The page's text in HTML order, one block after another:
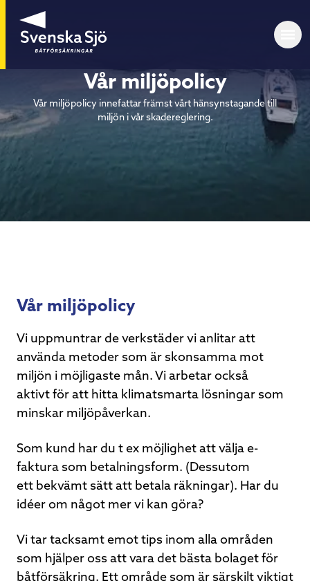
Vår miljöpolicy
Vår miljöpolicy innefattar främst vårt hänsynstagande till
miljön i vår skadereglering.
Vår miljöpolicy
Vi uppmuntrar de verkstäder vi anlitar att
använda metoder som är skonsamma mot
miljön i möjligaste mån. Vi arbetar också
aktivt för att hitta klimatsmarta lösningar som
minskar miljöpåverkan.
Som kund har du t ex möjlighet att välja e-
faktura som betalningsform. (Dessutom
ett bekvämt sätt att betala räkningar). Har du
idéer om något mer vi kan göra?
Vi tar tacksamt emot tips inom alla områden
som hjälper oss att vara det bästa bolaget för
båtförsäkring. Ett område som är särskilt viktigt